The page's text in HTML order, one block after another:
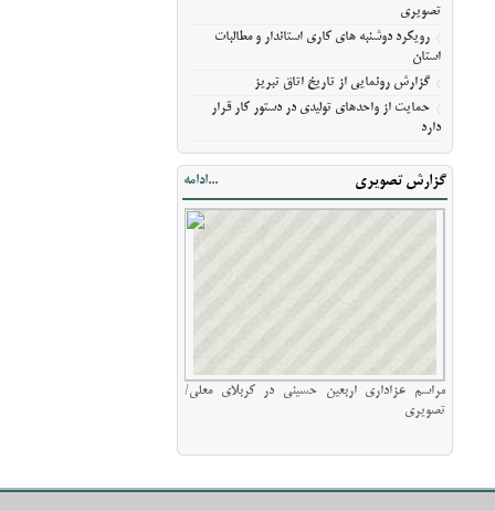
تصویری
رویکرد دوشنبه های کاری استاندار و مطالبات
استان
گزارش رونمایی از تاریخ اتاق تبریز
حمایت از واحدهای تولیدی در دستور کار قرار
دارد
گزارش تصویری ...ادامه
مراسم عزاداری اربعین حسینی در کربلای معلی/
تصویری